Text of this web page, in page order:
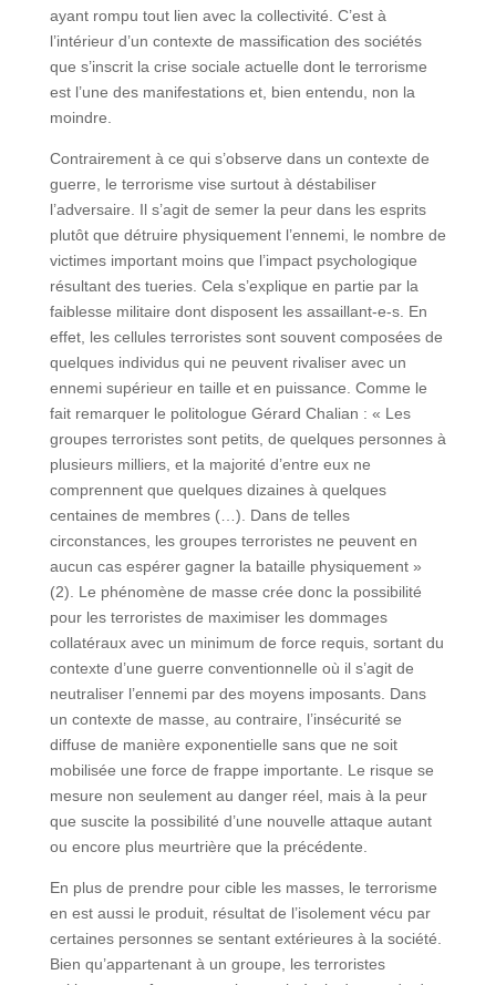
ayant rompu tout lien avec la collectivité. C’est à
l’intérieur d’un contexte de massification des sociétés
que s’inscrit la crise sociale actuelle dont le terrorisme
est l’une des manifestations et, bien entendu, non la
moindre.
Contrairement à ce qui s’observe dans un contexte de
guerre, le terrorisme vise surtout à déstabiliser
l’adversaire. Il s’agit de semer la peur dans les esprits
plutôt que détruire physiquement l’ennemi, le nombre de
victimes important moins que l’impact psychologique
résultant des tueries. Cela s’explique en partie par la
faiblesse militaire dont disposent les assaillant-e-s. En
effet, les cellules terroristes sont souvent composées de
quelques individus qui ne peuvent rivaliser avec un
ennemi supérieur en taille et en puissance. Comme le
fait remarquer le politologue Gérard Chalian : « Les
groupes terroristes sont petits, de quelques personnes à
plusieurs milliers, et la majorité d’entre eux ne
comprennent que quelques dizaines à quelques
centaines de membres (…). Dans de telles
circonstances, les groupes terroristes ne peuvent en
aucun cas espérer gagner la bataille physiquement »
(2). Le phénomène de masse crée donc la possibilité
pour les terroristes de maximiser les dommages
collatéraux avec un minimum de force requis, sortant du
contexte d’une guerre conventionnelle où il s’agit de
neutraliser l’ennemi par des moyens imposants. Dans
un contexte de masse, au contraire, l’insécurité se
diffuse de manière exponentielle sans que ne soit
mobilisée une force de frappe importante. Le risque se
mesure non seulement au danger réel, mais à la peur
que suscite la possibilité d’une nouvelle attaque autant
ou encore plus meurtrière que la précédente.
En plus de prendre pour cible les masses, le terrorisme
en est aussi le produit, résultat de l’isolement vécu par
certaines personnes se sentant extérieures à la société.
Bien qu’appartenant à un groupe, les terroristes